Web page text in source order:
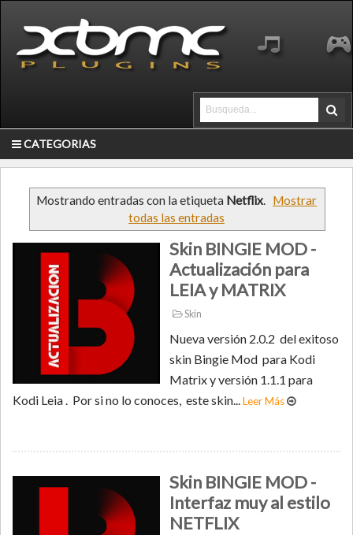
CATEGORIAS
Mostrando entradas con la etiqueta Netflix. Mostrar
todas las entradas
Skin BINGIE MOD -
Actualización para
LEIA y MATRIX
Skin
Nueva versión 2.0.2 del exitoso
skin Bingie Mod para Kodi
Matrix y versión 1.1.1 para
Kodi Leia . Por si no lo conoces, este skin...Leer Más
Skin BINGIE MOD -
Interfaz muy al estilo
NETFLIX